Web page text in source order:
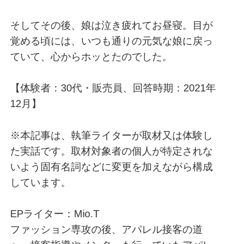
そしてその後、娘は泣き疲れてお昼寝。目が
覚める頃には、いつも通りの元気な娘に戻っ
ていて、心からホッとたのでした。
【体験者：30代・販売員、回答時期：2021年
12月】
※本記事は、執筆ライターが取材又は体験し
た実話です。取材対象者の個人が特定されな
いよう固有名詞などに変更を加えながら構成
しています。
EPライター：Mio.T
ファッション専攻の後、アパレル接客の道